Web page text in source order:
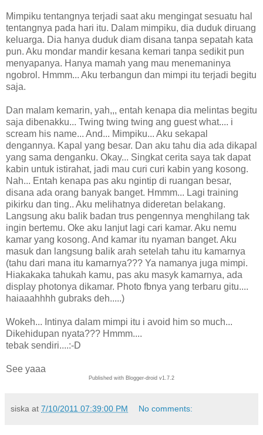
Mimpiku tentangnya terjadi saat aku mengingat sesuatu hal
tentangnya pada hari itu. Dalam mimpiku, dia duduk diruang
keluarga. Dia hanya duduk diam disana tanpa sepatah kata
pun. Aku mondar mandir kesana kemari tanpa sedikit pun
menyapanya. Hanya mamah yang mau menemaninya
ngobrol. Hmmm... Aku terbangun dan mimpi itu terjadi begitu
saja.
Dan malam kemarin, yah,,, entah kenapa dia melintas begitu
saja dibenakku... Twing twing twing ang guest what.... i
scream his name... And... Mimpiku... Aku sekapal
dengannya. Kapal yang besar. Dan aku tahu dia ada dikapal
yang sama denganku. Okay... Singkat cerita saya tak dapat
kabin untuk istirahat, jadi mau curi curi kabin yang kosong.
Nah... Entah kenapa pas aku ngintip di ruangan besar,
disana ada orang banyak banget. Hmmm... Lagi training
pikirku dan ting.. Aku melihatnya dideretan belakang.
Langsung aku balik badan trus pengennya menghilang tak
ingin bertemu. Oke aku lanjut lagi cari kamar. Aku nemu
kamar yang kosong. And kamar itu nyaman banget. Aku
masuk dan langsung balik arah setelah tahu itu kamarnya
(tahu dari mana itu kamarnya??? Ya namanya juga mimpi.
Hiakakaka tahukah kamu, pas aku masyk kamarnya, ada
display photonya dikamar. Photo fbnya yang terbaru gitu....
haiaaahhhh gubraks deh.....)
Wokeh... Intinya dalam mimpi itu i avoid him so much...
Dikehidupan nyata??? Hmmm....
tebak sendiri....:-D
See yaaa
Published with Blogger-droid v1.7.2
siska at 7/10/2011 07:39:00 PM No comments: